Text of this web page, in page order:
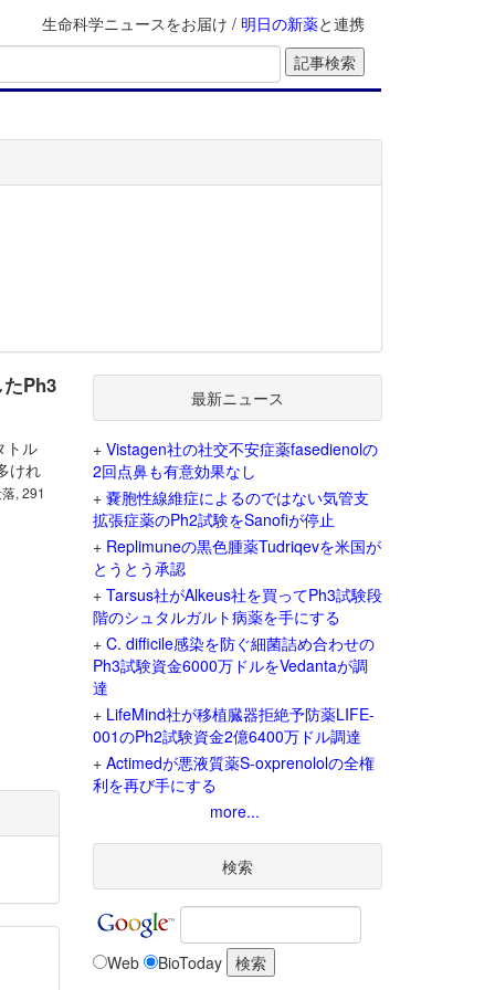
生命科学ニュースをお届け / 明日の新薬と連携
Ph3
トル
けれ
, 291
最新ニュース
+ Vistagen社の社交不安症薬fasedienolの
2回点鼻も有意効果なし
+ 嚢胞性線維症によるのではない気管支
拡張症薬のPh2試験をSanofiが停止
+ Replimuneの黒色腫薬Tudriqevを米国が
とうとう承認
+ Tarsus社がAlkeus社を買ってPh3試験段
階のシュタルガルト病薬を手にする
+ C. difficile感染を防ぐ細菌詰め合わせの
Ph3試験資金6000万ドルをVedantaが調
達
+ LifeMind社が移植臓器拒絶予防薬LIFE-
001のPh2試験資金2億6400万ドル調達
+ Actimedが悪液質薬S-oxprenololの全権
利を再び手にする
more...
検索
Web BioToday